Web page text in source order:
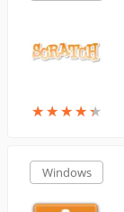
★★★★★
★★★★★
Windows